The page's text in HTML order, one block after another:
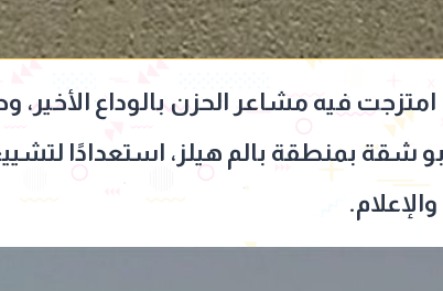
فيه مشاعر الحزن بالوداع الأخير،
شقة بمنطقة بالم هيلز، استعدادًا